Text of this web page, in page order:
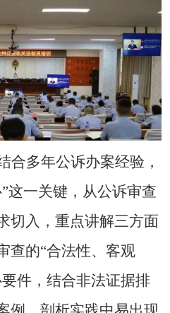
合多年公诉办案经验，
”这一关键，从公诉审查
切入，重点讲解三方面
查的“合法性、客观
件，结合非法证据排